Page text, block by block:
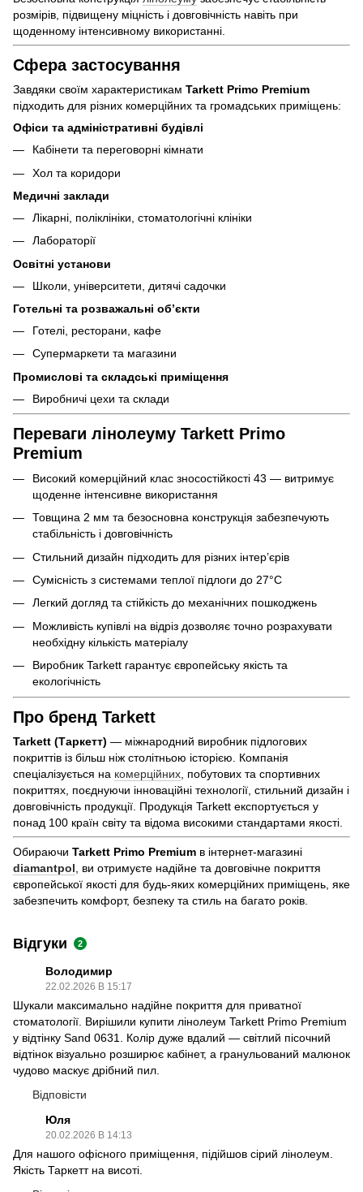
розмірів, підвищену міцність і довговічність навіть при
щоденному інтенсивному використанні.
Сфера застосування
Завдяки своїм характеристикам Tarkett Primo Premium
підходить для різних комерційних та громадських приміщень:
Офіси та адміністративні будівлі
Кабінети та переговорні кімнати
Хол та коридори
Медичні заклади
Лікарні, поліклініки, стоматологічні клініки
Лабораторії
Освітні установи
Школи, університети, дитячі садочки
Готельні та розважальні об’єкти
Готелі, ресторани, кафе
Супермаркети та магазини
Промислові та складські приміщення
Виробничі цехи та склади
Переваги лінолеуму Tarkett Primo
Premium
Високий комерційний клас зносостійкості 43 — витримує
щоденне інтенсивне використання
Товщина 2 мм та безосновна конструкція забезпечують
стабільність і довговічність
Стильний дизайн підходить для різних інтер’єрів
Сумісність з системами теплої підлоги до 27°C
Легкий догляд та стійкість до механічних пошкоджень
Можливість купівлі на відріз дозволяє точно розрахувати
необхідну кількість матеріалу
Виробник Tarkett гарантує європейську якість та
екологічність
Про бренд Tarkett
Tarkett (Таркетт) — міжнародний виробник підлогових
покриттів із більш ніж столітньою історією. Компанія
спеціалізується на комерційних , побутових та спортивних
покриттях, поєднуючи інноваційні технології, стильний дизайн і
довговічність продукції. Продукція Tarkett експортується у
понад 100 країн світу та відома високими стандартами якості.
Обираючи Tarkett Primo Premium в інтернет-магазині
diamantpol , ви отримуєте надійне та довговічне покриття
європейської якості для будь-яких комерційних приміщень, яке
забезпечить комфорт, безпеку та стиль на багато років.
Відгуки 2
Володимир
22.02.2026 В 15:17
Шукали максимально надійне покриття для приватної
стоматології. Вирішили купити лінолеум Tarkett Primo Premium
у відтінку Sand 0631. Колір дуже вдалий — світлий пісочний
відтінок візуально розширює кабінет, а гранульований малюнок
чудово маскує дрібний пил.
Відповісти
Юля
20.02.2026 В 14:13
Для нашого офісного приміщення, підійшов сірий лінолеум.
Якість Таркетт на висоті.